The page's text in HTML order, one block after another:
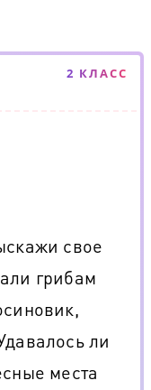
2 КЛАСС
свое
грибам
ли
места